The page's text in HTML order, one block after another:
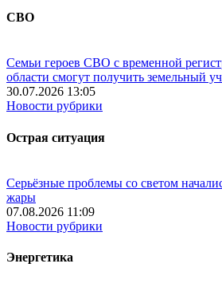
СВО
Семьи героев СВО с временной
области смогут получить земельный
30.07.2026 13:05
Новости рубрики
Острая ситуация
Серьёзные проблемы со светом
жары
07.08.2026 11:09
Новости рубрики
Энергетика